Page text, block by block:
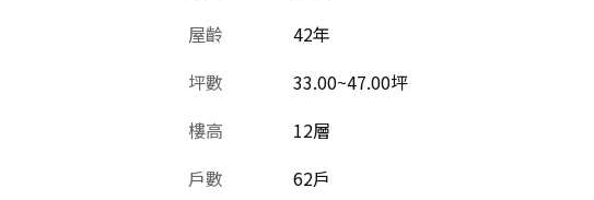
屋齡
42年
坪數
33.00~47.00坪
樓高
12層
戶數
62戶